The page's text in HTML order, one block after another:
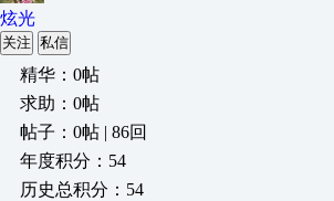
炫光
关注 私信
精华：0帖
求助：0帖
帖子：0帖 | 86回
年度积分：54
历史总积分：54